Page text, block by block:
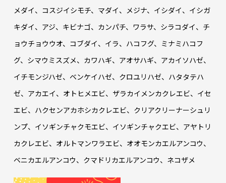
メダイ、コスジイシモチ、マダイ、メジナ、イシダイ、イシガ
キダイ、アジ、キビナゴ、カンパチ、ワラサ、シラコダイ、チ
ョウチョウウオ、コブダイ、イラ、ハコフグ、ミナミハコフ
グ、シマウミスズメ、カワハギ、アオサハギ、アカイソハゼ、
イチモンジハゼ、ベンケイハゼ、クロユリハゼ、ハタタテハ
ゼ、アカエイ、オトヒメエビ、ザラカイメンカクレエビ、イセ
エビ、ハクセンアカホシカクレエビ、クリアクリーナーシュリ
ンプ、イソギンチャクモエビ、イソギンチャクエビ、アヤトリ
カクレエビ、オルトマンワラエビ、オオモンカエルアンコウ、
ベニカエルアンコウ、クマドリカエルアンコウ、ネコザメ